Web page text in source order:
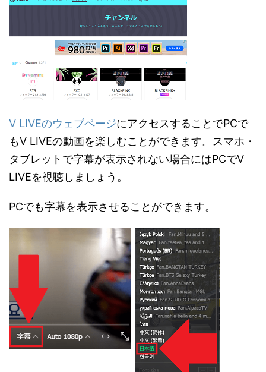
V LIVEのウェブページにアクセスすることでPCで
もV LIVEの動画を楽しむことができます。スマホ・
タブレットで字幕が表示されない場合にはPCでV
LIVEを視聴しましょう。
PCでも字幕を表示させることができます。